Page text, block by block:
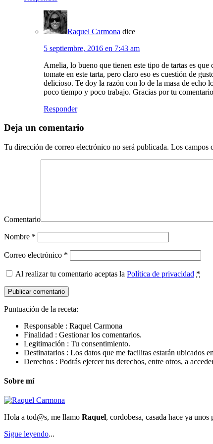
Raquel Carmona dice
5 septiembre, 2016 en 7:43 am
Amelia, lo bueno que tienen este tipo de tartas es
tomate en este tarta, pero claro eso es cuestión de
delicioso. Te doy la razón con lo de la masa de echo
poco tiempo y poco trabajo. Gracias por tu
Responder
Deja un comentario
Tu dirección de correo electrónico no será publicada. Los campos
Comentario
Nombre *
Correo electrónico *
Al realizar tu comentario aceptas la Política de privacidad *
Puntuación de la receta:
Responsable : Raquel Carmona
Finalidad : Gestionar los comentarios.
Legitimación : Tu consentimiento.
Destinatarios : Los datos que me facilitas estarán ubicados
Derechos : Podrás ejercer tus derechos, entre otros, a
Sobre mí
Hola a tod@s, me llamo Raquel, cordobesa, casada hace ya
Sigue leyendo...